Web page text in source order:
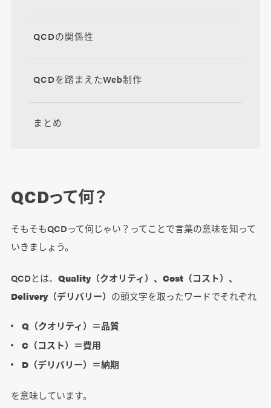
QCDの関係性
QCDを踏まえたWeb制作
まとめ
QCDって何？
そもそもQCDって何じゃい？ってことで言葉の意味を知って
いきましょう。
QCDとは、 Quality（クオリティ）、Cost（コスト）、
Delivery（デリバリー） の頭文字を取ったワードでそれぞれ
Q（クオリティ）＝品質
C（コスト）＝費用
D（デリバリー）＝納期
を意味しています。